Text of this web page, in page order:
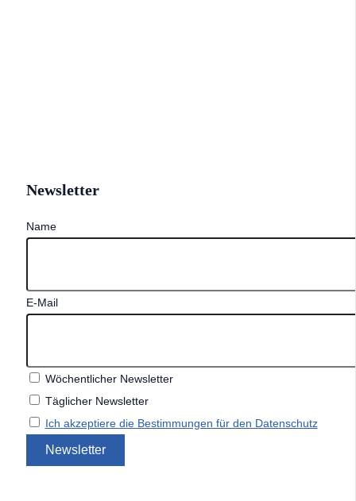
Newsletter
Name
E-Mail
Wöchentlicher Newsletter
Täglicher Newsletter
Ich akzeptiere die Bestimmungen für den Datenschutz